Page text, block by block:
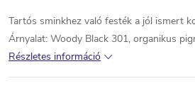
Tartós sminkhez való festék a jól ismert
Árnyalat: Woody Black 301, organikus
Részletes információ